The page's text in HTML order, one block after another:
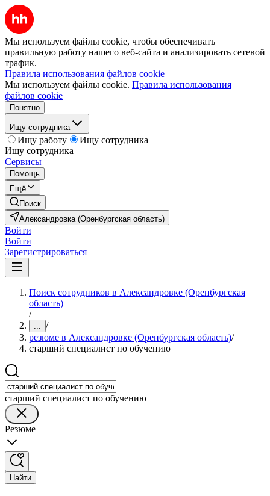
Мы используем файлы cookie, чтобы обеспечивать
правильную работу нашего веб-сайта и анализировать сетевой
трафик.
Правила использования файлов cookie
Мы используем файлы cookie. Правила использования
файлов cookie
Понятно
Ищу сотрудника
Ищу работу
Ищу сотрудника
Ищу сотрудника
Сервисы
Помощь
Ещё
Поиск
Александровка (Оренбургская область)
Войти
Войти
Зарегистрироваться
Поиск сотрудников в Александровке (Оренбургская
область)
/
... /
резюме в Александровке (Оренбургская область)/
старший специалист по обучению
старший специалист по обучению
Резюме
Найти